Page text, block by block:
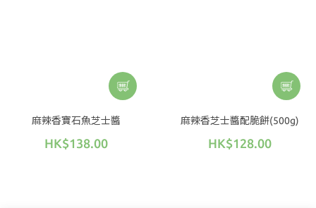
麻辣香寶石魚芝士醬
HK$138.00
麻辣香芝士醬配脆餅(500g)
HK$128.00